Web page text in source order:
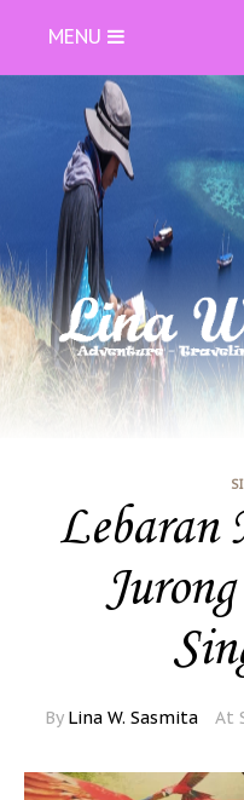
MENU
Lebaran
By Lina W. Sasmita At